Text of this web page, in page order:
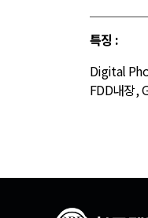
특징 :
Digital
FDD내장,